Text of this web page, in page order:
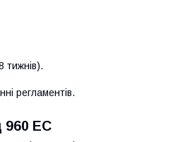
тижнів).
регламентів.
960 ЕС